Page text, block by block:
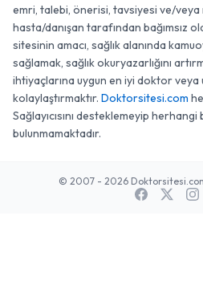
emri, talebi, önerisi, tavsiyesi ve/veya
hasta/danışan tarafından bağımsız
sitesinin amacı, sağlık alanında
sağlamak, sağlık okuryazarlığını
ihtiyaçlarına uygun en iyi doktor veya
kolaylaştırmaktır. Doktorsitesi.com
Sağlayıcısını desteklemeyip
bulunmamaktadır.
© 2007 - 2026 Doktorsitesi.com.